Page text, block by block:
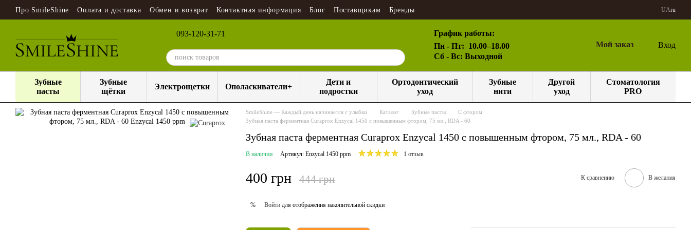
Перейти к основному контенту
Про SmileShine Оплата и доставка Обмен и возврат Контактная информация Блог Поставщикам Бренды UAru
093-120-31-71
График работы:
Пн - Пт: 10.00–18.00
Сб - Вс: Выходной
Мой заказ Вход
Зубные
пасты
Зубные
щётки
Электрощетки Ополаскиватели+
Дети и
подростки
Ортодонтический
уход
Зубные
нити
Другой
уход
Стоматология
PRO
SmileShine — Каждый день начинается с улыбки Каталог Зубные пасты
С фтором
Зубная паста ферментная Curaprox Enzycal 1450 с повышенным фтором, 75 мл., RDA - 60
Зубная паста ферментная Curaprox Enzycal 1450 с повышенным фтором, 75 мл., RDA - 60
В наличии Артикул: Enzycal 1450 ppm 1 отзыв
400 грн 444 грн К сравнению В желания
% Войти для отображения накопительной скидки